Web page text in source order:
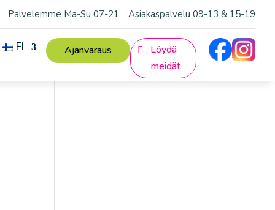
Palvelemme Ma-Su 07-21 Asiakaspalvelu 09-13 & 15-19
FI Ajanvaraus
Löydä
meidät